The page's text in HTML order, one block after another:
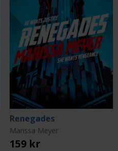
Renegades
Marissa Meyer
159 kr